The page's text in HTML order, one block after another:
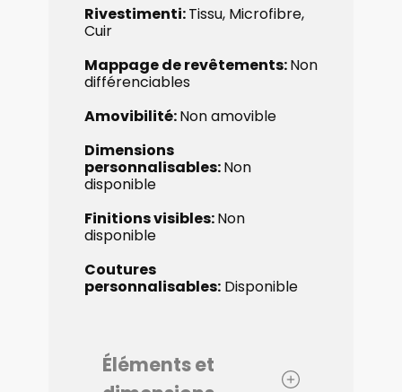
Rivestimenti:Tissu, Microfibre,
Cuir
Mappage de revêtements:Non
​différenciables
Amovibilité:Non amovible
Dimensions ​
personnalisables:Non
disponible
Finitions visibles:Non
disponible
Coutures ​
personnalisables: Disponible
Éléments et